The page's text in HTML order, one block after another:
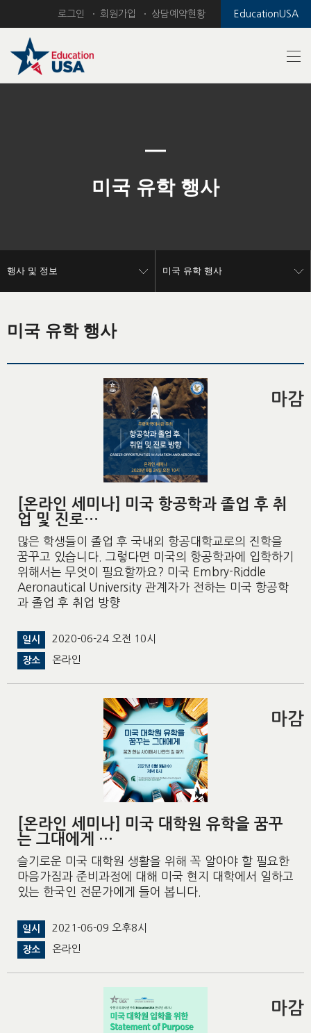
EducationUSA
로그인 회원가입 상담예약현황
미국 유학 행사
행사 및 정보 미국 유학 행사
미국 유학 행사
[온라인 세미나] 미국 항공학과 졸업 후 취
업 및 진로…
많은 학생들이 졸업 후 국내외 항공대학교로의 진학을
꿈꾸고 있습니다. 그렇다면 미국의 항공학과에 입학하기
위해서는 무엇이 필요할까요? 미국 Embry-Riddle
Aeronautical University 관계자가 전하는 미국 항공학
과 졸업 후 취업 방향
일시 2020-06-24 오전 10시
장소 온라인
마감
[온라인 세미나] 미국 대학원 유학을 꿈꾸
는 그대에게 …
슬기로운 미국 대학원 생활을 위해 꼭 알아야 할 필요한
마음가짐과 준비과정에 대해 미국 현지 대학에서 일하고
있는 한국인 전문가에게 들어 봅니다.
일시 2021-06-09 오후8시
장소 온라인
마감
마감